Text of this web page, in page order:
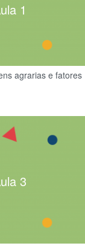
1
agrarias e fatores
3